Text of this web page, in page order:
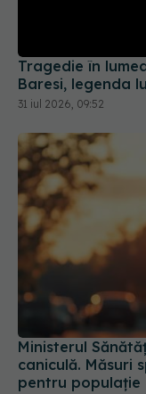
Tragedie în
Baresi, legenda
31 iul 2026, 09:52
Ministerul
caniculă. Măsuri
pentru populație